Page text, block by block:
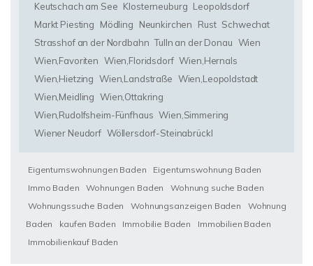
Keutschach am See Klosterneuburg Leopoldsdorf
Markt Piesting
Mödling Neunkirchen Rust Schwechat
Strasshof an der Nordbahn Tulln an der Donau Wien
Wien,Favoriten Wien,Floridsdorf Wien,Hernals
Wien,Hietzing Wien,Landstraße Wien,Leopoldstadt
Wien,Meidling Wien,Ottakring
Wien,Rudolfsheim-Fünfhaus Wien,Simmering
Wiener Neudorf Wöllersdorf-Steinabrückl
Eigentumswohnungen Baden
Eigentumswohnung Baden
Immo Baden
Wohnungen Baden
Wohnung suche Baden
Wohnungssuche Baden
Wohnungsanzeigen Baden
Wohnung
Baden
kaufen Baden Immobilie Baden
Immobilien Baden
Immobilienkauf Baden